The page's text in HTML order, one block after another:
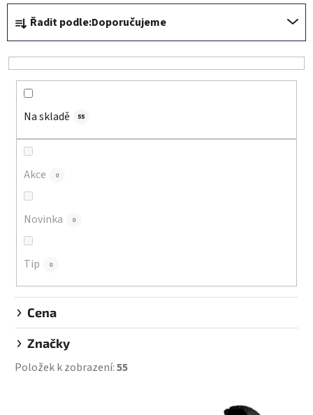
Ř
a
z
e
Řadit podle:Doporučujeme
Na skladě 55
Akce 0
Novinka 0
Tip 0
Cena
Značky
Položek k zobrazení:55